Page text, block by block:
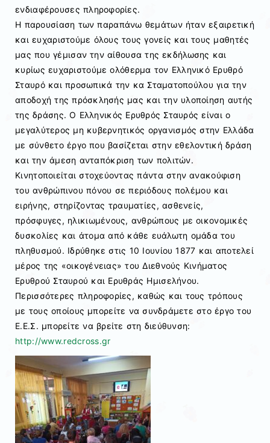
ενδιαφέρουσες πληροφορίες.
Η παρουσίαση των παραπάνω θεμάτων ήταν εξαιρετική
και ευχαριστούμε όλους τους γονείς και τους μαθητές
μας που γέμισαν την αίθουσα της εκδήλωσης και
κυρίως ευχαριστούμε ολόθερμα τον Ελληνικό Ερυθρό
Σταυρό και προσωπικά την κα Σταματοπούλου για την
αποδοχή της πρόσκλησής μας και την υλοποίηση αυτής
της δράσης. Ο Ελληνικός Ερυθρός Σταυρός είναι ο
μεγαλύτερος μη κυβερνητικός οργανισμός στην Ελλάδα
με σύνθετο έργο που βασίζεται στην εθελοντική δράση
και την άμεση ανταπόκριση των πολιτών.
Κινητοποιείται στοχεύοντας πάντα στην ανακούφιση
του ανθρώπινου πόνου σε περιόδους πολέμου και
ειρήνης, στηρίζοντας τραυματίες, ασθενείς,
πρόσφυγες, ηλικιωμένους, ανθρώπους με οικονομικές
δυσκολίες και άτομα από κάθε ευάλωτη ομάδα του
πληθυσμού. Ιδρύθηκε στις 10 Ιουνίου 1877 και αποτελεί
μέρος της «οικογένειας» του Διεθνούς Κινήματος
Ερυθρού Σταυρού και Ερυθράς Ημισελήνου.
Περισσότερες πληροφορίες, καθώς και τους τρόπους
με τους οποίους μπορείτε να συνδράμετε στο έργο του
Ε.Ε.Σ. μπορείτε να βρείτε στη διεύθυνση:
http://www.redcross.gr